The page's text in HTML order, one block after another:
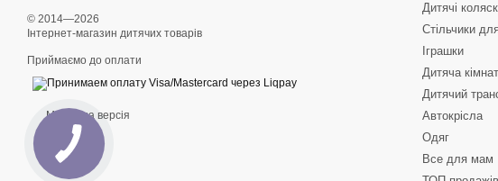
© 2014—2026
Інтернет-магазин дитячих товарів
Приймаємо до оплати
Мобільна версія
Дитячі
Стільчики
Іграшки
Дитяча
Дитячий
Автокрісла
Одяг
Все для мам